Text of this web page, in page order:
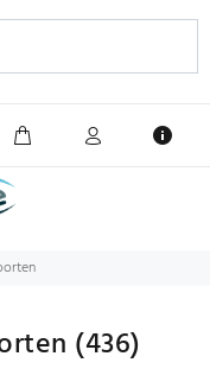
(436)